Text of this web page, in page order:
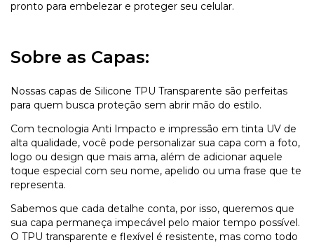
pronto para embelezar e proteger seu celular.
Sobre as Capas:
Nossas capas de Silicone TPU Transparente são perfeitas
para quem busca proteção sem abrir mão do estilo.
Com tecnologia Anti Impacto e impressão em tinta UV de
alta qualidade, você pode personalizar sua capa com a foto,
logo ou design que mais ama, além de adicionar aquele
toque especial com seu nome, apelido ou uma frase que te
representa.
Sabemos que cada detalhe conta, por isso, queremos que
sua capa permaneça impecável pelo maior tempo possível.
O TPU transparente e flexível é resistente, mas como todo